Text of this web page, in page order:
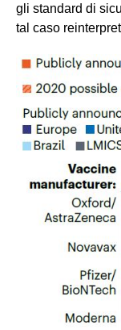
gli standard di
tal caso